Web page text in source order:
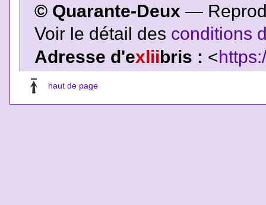
© Quarante-Deux —
Voir le détail des conditions
Adresse d'exlii bris : <
haut de page